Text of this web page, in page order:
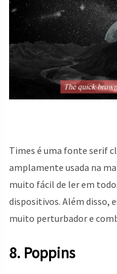
Times é uma fonte serif
amplamente usada na
muito fácil de ler em
dispositivos. Além disso,
muito perturbador e
8. Poppins